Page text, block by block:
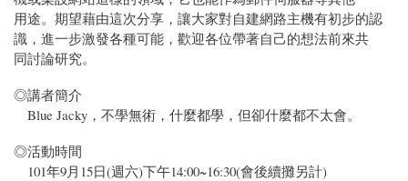
用途。期望藉由這次分享，讓大家對自建網路主機有初步的認
識，進一步激發各種可能，歡迎各位帶著自己的想法前來共
同討論研究。
◎講者簡介
Blue Jacky，不學無術，什麼都學，但卻什麼都不太會。
◎活動時間
101年9月15日(週六)下午14:00~16:30(會後續攤另計)